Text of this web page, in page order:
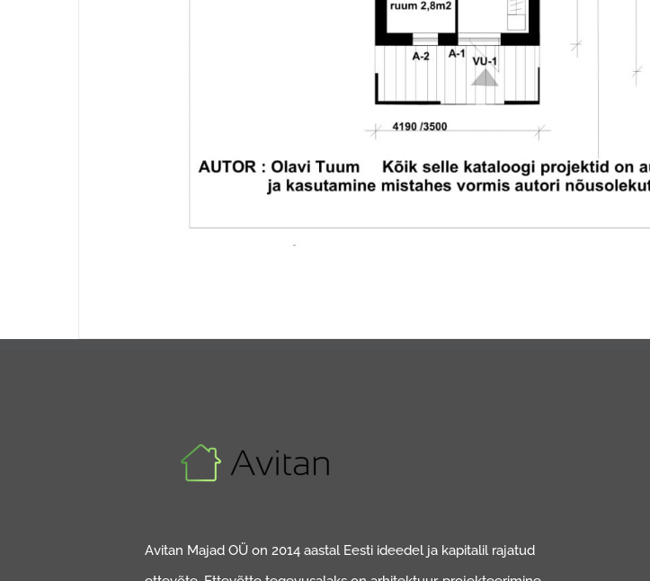
Avitan Majad OÜ on 2014 aastal Eesti ideedel ja kapitalil rajatud